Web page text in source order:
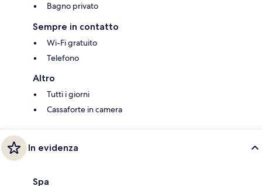
Bagno privato
Sempre in contatto
Wi-Fi gratuito
Telefono
Altro
Tutti i giorni
Cassaforte in camera
In evidenza
Spa